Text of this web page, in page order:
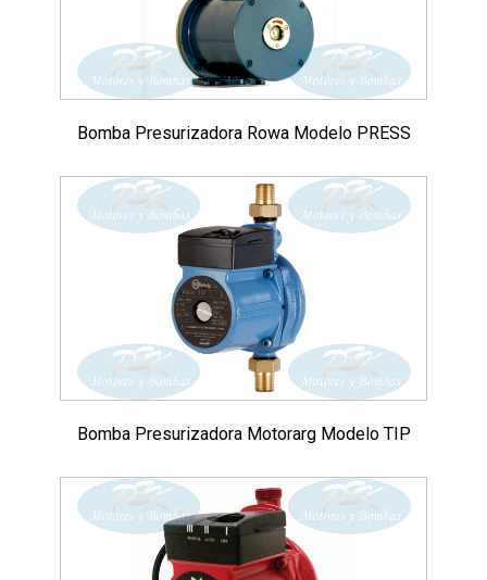
Bomba Presurizadora Rowa Modelo PRESS
Bomba Presurizadora Motorarg Modelo TIP